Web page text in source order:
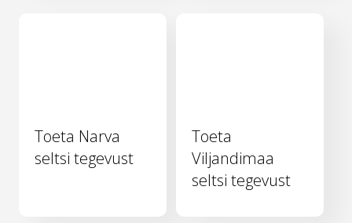
Toeta Narva
seltsi tegevust
Toeta
Viljandimaa
seltsi tegevust